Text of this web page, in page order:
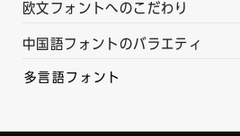
欧文フォントへのこだわり
中国語フォントのバラエティ
多言語フォント